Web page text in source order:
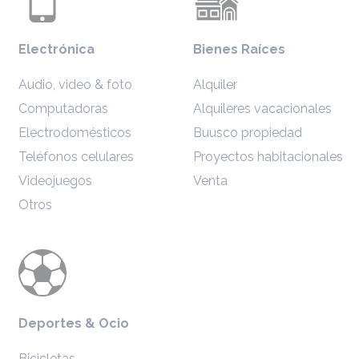
Electrónica
Audio, video & foto
Computadoras
Electrodomésticos
Teléfonos celulares
Videojuegos
Otros
Bienes Raíces
Alquiler
Alquileres vacacionales
Buusco propiedad
Proyectos habitacionales
Venta
Deportes & Ocio